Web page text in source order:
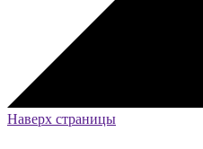
Наверх страницы